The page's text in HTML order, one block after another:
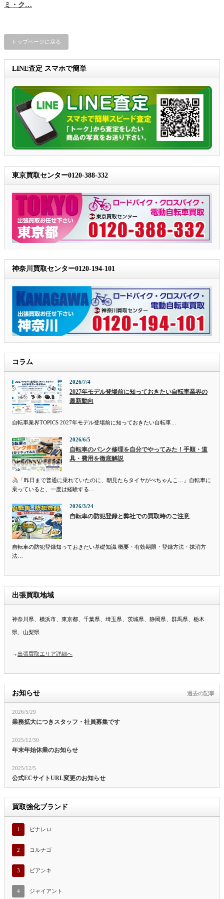
ミ・ク…
トップページに戻る
LINE査定 スマホで簡単
東京買取センター0120-388-332
神奈川買取センター0120-194-101
コラム
2026/7/4
2027年モデル登場前に知っておきたい自転車業界の
最新動向
自転車業界TOPICS 2027年モデル登場前に知っておきたい自転車…
2026/6/5
自転車のパンク修理を自分でやってみた！手順・道
具・費用を徹底解説
「昨日まで普通に乗れていたのに、朝見たらタイヤがぺちゃんこ…」自転車に
乗っていると、一度は経験する…
2026/3/24
自転車の防犯登録と弊社での買取時のご注意
自転車の防犯登録知っておきたい基礎知識 概要・有効期限・登録方法・抹消方
法…
出張買取地域
神奈川県、横浜市、東京都、千葉県、埼玉県、茨城県、静岡県、群馬県、栃木
県、山梨県
→出張買取エリア詳細へ
お知らせ
2026/5/29
業務拡大につきスタッフ・社員募集です
2025/12/30
年末年始休業のお知らせ
2025/12/5
公式ECサイトURL変更のお知らせ
過去の記事
買取強化ブランド
1 ピナレロ
2 コルナゴ
3 ビアンキ
4 ジャイアント